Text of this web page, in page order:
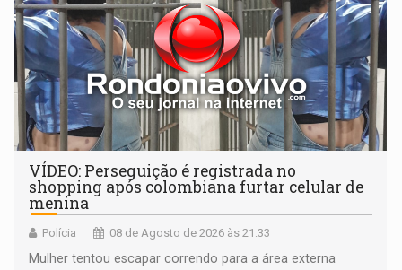
VÍDEO: Perseguição é registrada no
shopping após colombiana furtar celular de
menina
Polícia 08 de Agosto de 2026 às 21:33
Mulher tentou escapar correndo para a área externa